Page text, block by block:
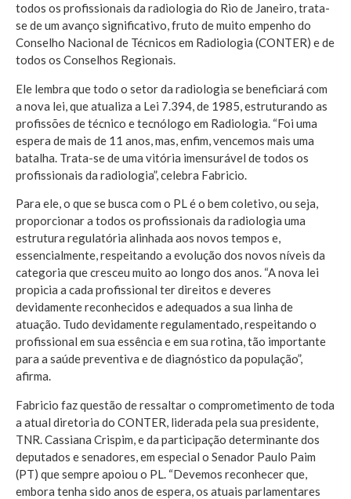
todos os profissionais da radiologia do Rio de Janeiro, trata-
se de um avanço significativo, fruto de muito empenho do
Conselho Nacional de Técnicos em Radiologia (CONTER) e de
todos os Conselhos Regionais.
Ele lembra que todo o setor da radiologia se beneficiará com
a nova lei, que atualiza a Lei 7.394, de 1985, estruturando as
profissões de técnico e tecnólogo em Radiologia. “Foi uma
espera de mais de 11 anos, mas, enfim, vencemos mais uma
batalha. Trata-se de uma vitória imensurável de todos os
profissionais da radiologia”, celebra Fabricio.
Para ele, o que se busca com o PL é o bem coletivo, ou seja,
proporcionar a todos os profissionais da radiologia uma
estrutura regulatória alinhada aos novos tempos e,
essencialmente, respeitando a evolução dos novos níveis da
categoria que cresceu muito ao longo dos anos. “A nova lei
propicia a cada profissional ter direitos e deveres
devidamente reconhecidos e adequados a sua linha de
atuação. Tudo devidamente regulamentado, respeitando o
profissional em sua essência e em sua rotina, tão importante
para a saúde preventiva e de diagnóstico da população”,
afirma.
Fabricio faz questão de ressaltar o comprometimento de toda
a atual diretoria do CONTER, liderada pela sua presidente,
TNR. Cassiana Crispim, e da participação determinante dos
deputados e senadores, em especial o Senador Paulo Paim
(PT) que sempre apoiou o PL. “Devemos reconhecer que,
embora tenha sido anos de espera, os atuais parlamentares